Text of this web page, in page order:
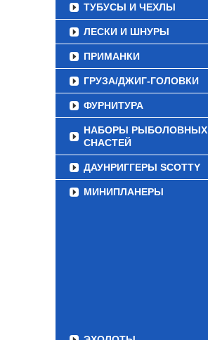
ТУБУСЫ И ЧЕХЛЫ
ЛЕСКИ И ШНУРЫ
ПРИМАНКИ
ГРУЗА/ДЖИГ-ГОЛОВКИ
ФУРНИТУРА
НАБОРЫ РЫБОЛОВНЫХ
СНАСТЕЙ
ДАУНРИГГЕРЫ SCOTTY
МИНИПЛАНЕРЫ